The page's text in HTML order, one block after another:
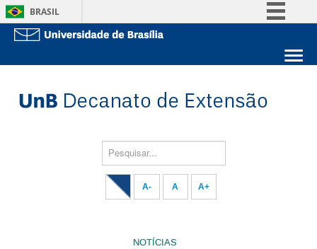
BRASIL
Acesso à informação
Estude na UnB
Pesquisar...
A- A A+
NOTÍCIAS